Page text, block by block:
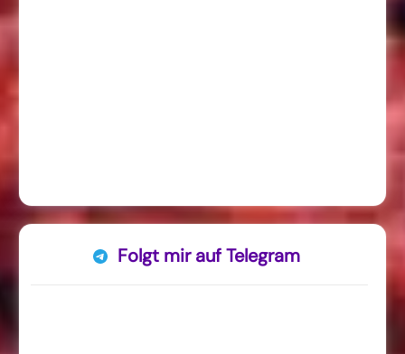
Folgt mir auf Telegram